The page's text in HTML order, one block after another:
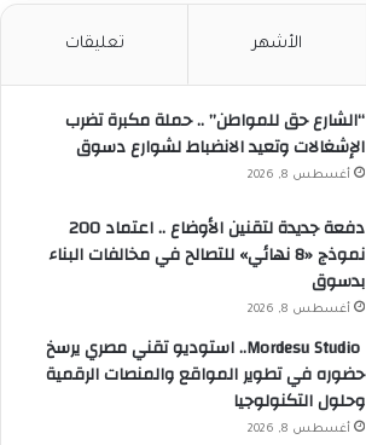
الأشهر تعليقات
“الشارع حق للمواطن” .. حملة مكبرة تضرب
الإشغالات وتعيد الانضباط لشوارع دسوق
أغسطس 8, 2026
دفعة جديدة لتقنين الأوضاع .. اعتماد 200
نموذج «8 نهائي» للتصالح في مخالفات البناء
بدسوق
أغسطس 8, 2026
Mordesu Studio.. استوديو تقني مصري يرسخ
حضوره في تطوير المواقع والمنصات الرقمية
وحلول التكنولوجيا
أغسطس 8, 2026